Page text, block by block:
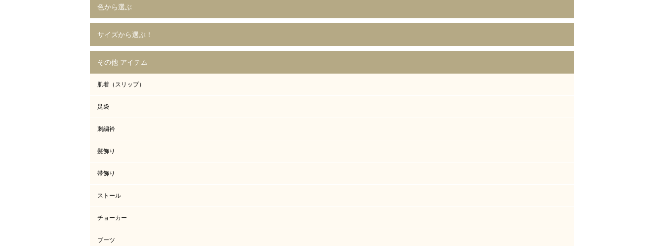
色から選ぶ
サイズから選ぶ！
その他 アイテム
肌着（スリップ）
足袋
刺繍衿
髪飾り
帯飾り
ストール
チョーカー
ブーツ